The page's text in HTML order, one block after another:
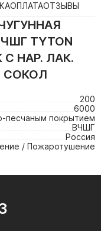
ОПЛАТАОТЗЫВЫ
TYTON
НАР. ЛАК.
СОКОЛ
200
6000
песчаным покрытием
ВЧШГ
Россия
/ Пожаротушение